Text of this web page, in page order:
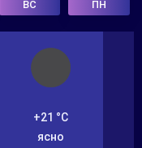
ВС ПН
+21 °C
ясно